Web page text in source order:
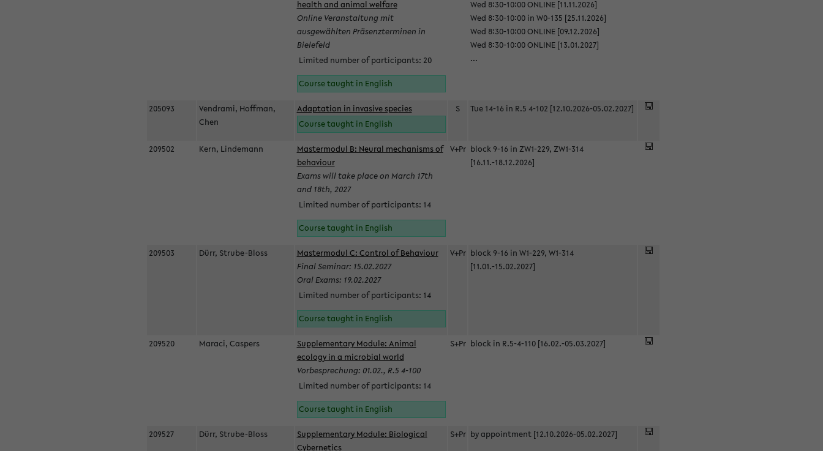
health and animal welfare
Online Veranstaltung mit
ausgewählten Präsenzterminen in
Bielefeld
Limited number of participants: 20
Course taught in English
Wed 8:30-10:00 ONLINE [11.11.2026]
Wed 8:30-10:00 in W0-135 [25.11.2026]
Wed 8:30-10:00 ONLINE [09.12.2026]
Wed 8:30-10:00 ONLINE [13.01.2027]
...
205093
Vendrami, Hoffman,
Chen
Adaptation in invasive species
Course taught in English
S Tue 14-16 in R.5 4-102 [12.10.2026-05.02.2027]
209502 Kern, Lindemann
Mastermodul B: Neural mechanisms of
behaviour
Exams will take place on March 17th
and 18th, 2027
Limited number of participants: 14
Course taught in English
V+Pr block 9-16 in ZW1-229, ZW1-314
[16.11.-18.12.2026]
209503 Dürr, Strube-Bloss
Mastermodul C: Control of Behaviour
Final Seminar: 15.02.2027
Oral Exams: 19.02.2027
Limited number of participants: 14
Course taught in English
V+Pr block 9-16 in W1-229, W1-314
[11.01.-15.02.2027]
209520 Maraci, Caspers
Supplementary Module: Animal
ecology in a microbial world
Vorbesprechung: 01.02., R.5 4-100
Limited number of participants: 14
Course taught in English
S+Pr block in R.5-4-110 [16.02.-05.03.2027]
209527 Dürr, Strube-Bloss
Supplementary Module: Biological
Cybernetics
S+Pr by appointment [12.10.2026-05.02.2027]